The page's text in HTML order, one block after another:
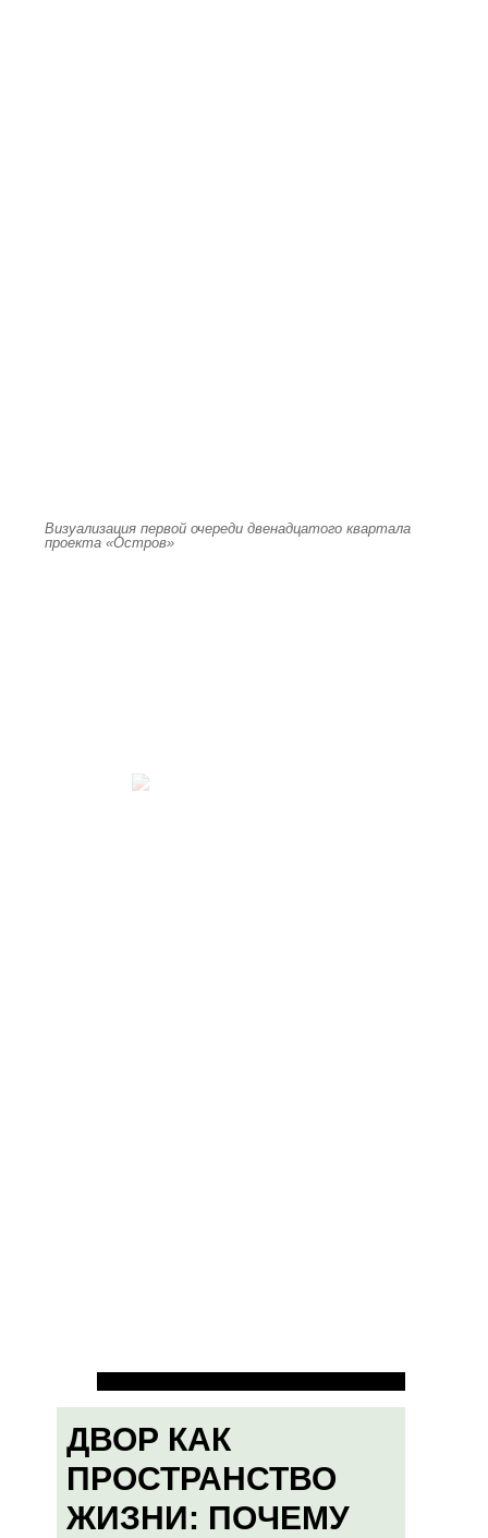
Визуализация первой очереди двенадцатого квартала
проекта «Остров»
ДВОР КАК
ПРОСТРАНСТВО
ЖИЗНИ: ПОЧЕМУ